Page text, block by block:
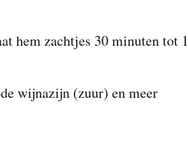
hem zachtjes 30 minuten tot 1
wijnazijn (zuur) en meer